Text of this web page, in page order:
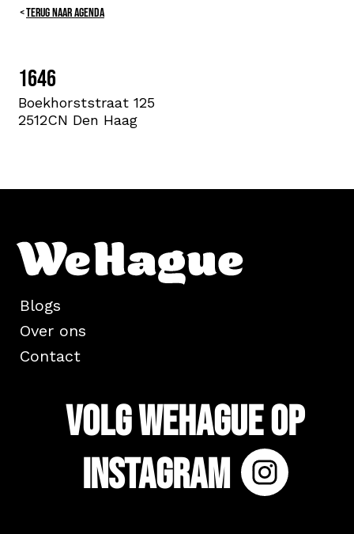
TERUG NAAR AGENDA
1646
Boekhorststraat 125
2512CN Den Haag
Blogs
Over ons
Contact
Volg WeHague op
Instagram